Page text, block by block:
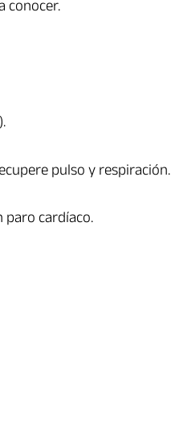
conocer.
pulso y respiración.
paro cardíaco.